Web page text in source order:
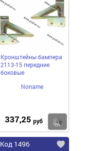
Купить
Кронштейны бампера
2113-15 передние
боковые
Noname
337,25 руб
Код 1496